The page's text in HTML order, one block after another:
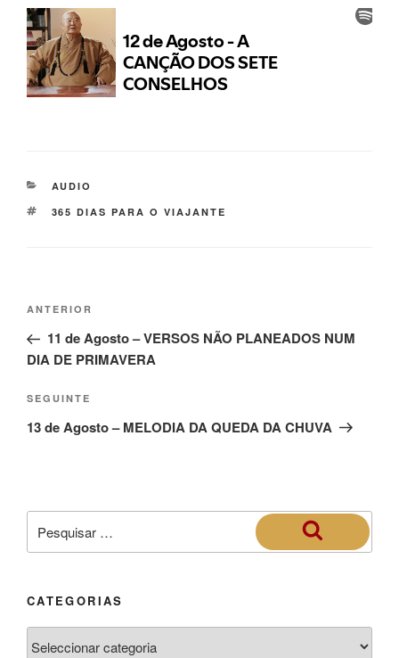
AUDIO
365 DIAS PARA O VIAJANTE
ANTERIOR
11 de Agosto – VERSOS NÃO PLANEADOS NUM
DIA DE PRIMAVERA
SEGUINTE
13 de Agosto – MELODIA DA QUEDA DA CHUVA
CATEGORIAS